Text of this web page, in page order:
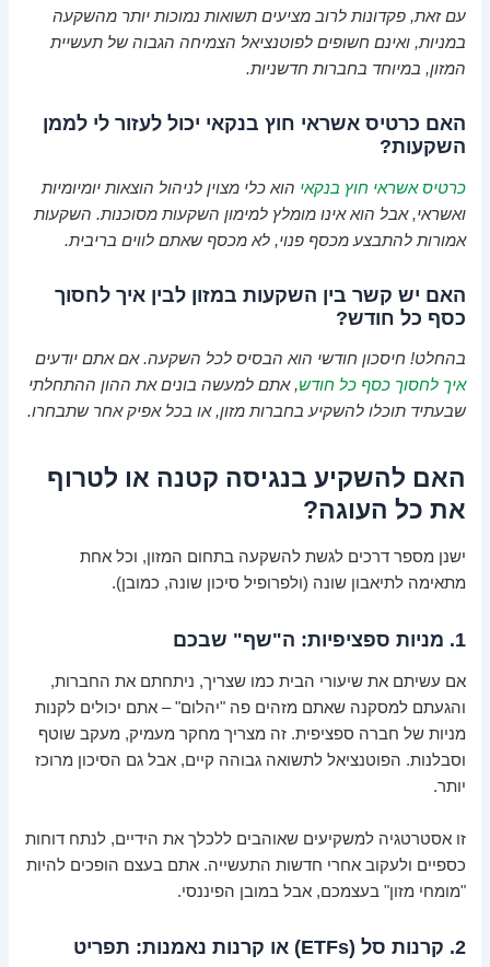
עם זאת, פקדונות לרוב מציעים תשואות נמוכות יותר מהשקעה
במניות, ואינם חשופים לפוטנציאל הצמיחה הגבוה של תעשיית
המזון, במיוחד בחברות חדשניות.
האם כרטיס אשראי חוץ בנקאי יכול לעזור לי לממן
השקעות?
כרטיס אשראי חוץ בנקאי הוא כלי מצוין לניהול הוצאות יומיומיות
ואשראי, אבל הוא אינו מומלץ למימון השקעות מסוכנות. השקעות
אמורות להתבצע מכסף פנוי, לא מכסף שאתם לווים בריבית.
האם יש קשר בין השקעות במזון לבין איך לחסוך
כסף כל חודש?
בהחלט! חיסכון חודשי הוא הבסיס לכל השקעה. אם אתם יודעים
איך לחסוך כסף כל חודש, אתם למעשה בונים את ההון ההתחלתי
שבעתיד תוכלו להשקיע בחברות מזון, או בכל אפיק אחר שתבחרו.
האם להשקיע בנגיסה קטנה או לטרוף
את כל העוגה?
ישנן מספר דרכים לגשת להשקעה בתחום המזון, וכל אחת
מתאימה לתיאבון שונה (ולפרופיל סיכון שונה, כמובן).
1. מניות ספציפיות: ה"שף" שבכם
אם עשיתם את שיעורי הבית כמו שצריך, ניתחתם את החברות,
והגעתם למסקנה שאתם מזהים פה "יהלום" – אתם יכולים לקנות
מניות של חברה ספציפית. זה מצריך מחקר מעמיק, מעקב שוטף
וסבלנות. הפוטנציאל לתשואה גבוהה קיים, אבל גם הסיכון מרוכז
יותר.
זו אסטרטגיה למשקיעים שאוהבים ללכלך את הידיים, לנתח דוחות
כספיים ולעקוב אחרי חדשות התעשייה. אתם בעצם הופכים להיות
"מומחי מזון" בעצמכם, אבל במובן הפיננסי.
2. קרנות סל (ETFs) או קרנות נאמנות: תפריט